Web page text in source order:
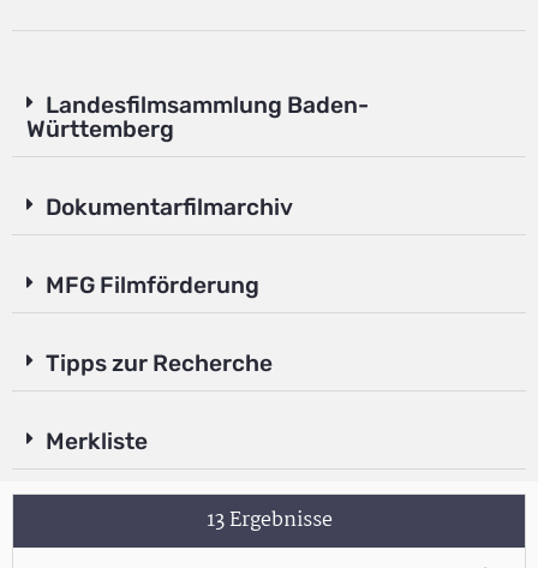
Landesfilmsammlung Baden-
Württemberg
Dokumentarfilmarchiv
MFG Filmförderung
Tipps zur Recherche
Merkliste
13 Ergebnisse